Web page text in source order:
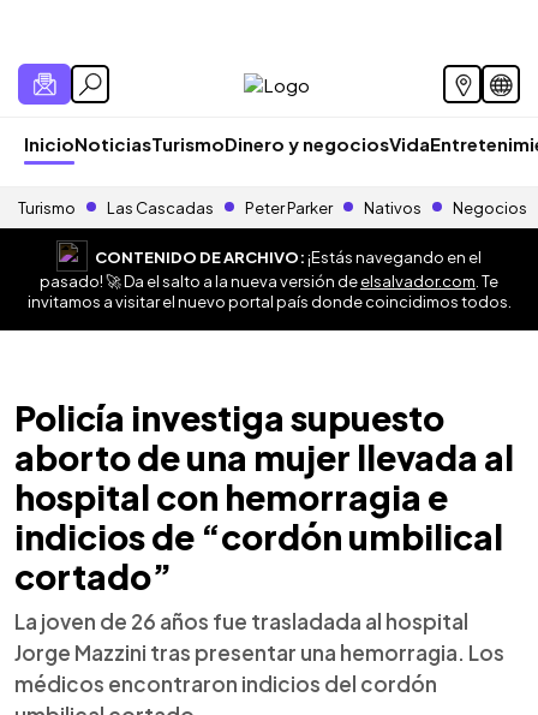
InicioNoticiasTurismoDinero y negociosVida
Turismo Las Cascadas Peter Parker Nativos Negocios
CONTENIDO DE ARCHIVO:¡Estás navegando en el
pasado! 🚀 Da el salto a la nueva versión deelsalvador.com . Te
invitamos a visitar el nuevo portal país donde coincidimos todos.
Policía investiga supuesto
aborto de una mujer llevada al
hospital con hemorragia e
indicios de “cordón umbilical
cortado”
La joven de 26 años fue trasladada al hospital
Jorge Mazzini tras presentar una hemorragia. Los
médicos encontraron indicios del cordón